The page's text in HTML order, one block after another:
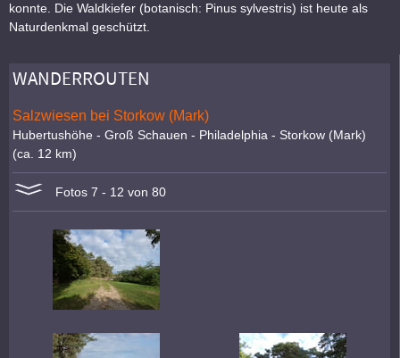
konnte. Die Waldkiefer (botanisch: Pinus sylvestris) ist heute als
Naturdenkmal geschützt.
WANDERROUTEN
Salzwiesen bei Storkow (Mark)
Hubertushöhe - Groß Schauen - Philadelphia - Storkow (Mark)
(ca. 12 km)
Fotos 7 - 12 von 80